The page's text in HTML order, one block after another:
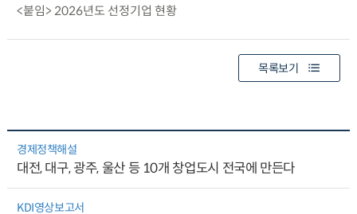
<붙임> 2026년도 선정기업 현황
목록보기
경제정책해설
대전, 대구, 광주, 울산 등 10개 창업도시 전국에 만든다
KDI영상보고서